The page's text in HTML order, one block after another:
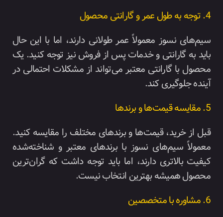
4. توجه به طول عمر و گارانتی محصول
سیم‌های نسوز معمولاً عمر طولانی دارند، اما با این حال
باید به گارانتی و خدمات پس از فروش نیز توجه کنید. یک
محصول با گارانتی معتبر می‌تواند از مشکلات احتمالی در
آینده جلوگیری کند.
5. مقایسه قیمت‌ها و برندها
قبل از خرید، قیمت‌ها و برندهای مختلف را مقایسه کنید.
معمولاً سیم‌های نسوز با برندهای معتبر و شناخته‌شده
کیفیت بالاتری دارند، اما باید توجه داشت که گران‌ترین
محصول همیشه بهترین انتخاب نیست.
6. مشاوره با متخصصین